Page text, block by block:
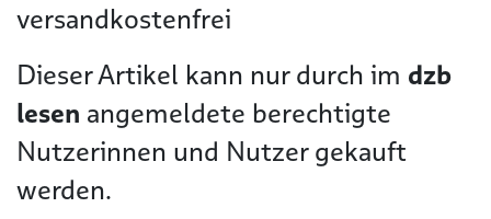
versandkostenfrei
Dieser Artikel kann nur durch im dzb
lesen angemeldete berechtigte
Nutzerinnen und Nutzer gekauft
werden.